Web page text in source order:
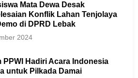
Mata Dewa Desak
Konflik Lahan Tenjolaya
di DPRD Lebak
2024
PPWI Hadiri Acara Indonesia
untuk Pilkada Damai